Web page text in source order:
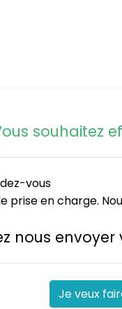
souhaitez
vous
prise en charge.
nous envoyer
Je veux